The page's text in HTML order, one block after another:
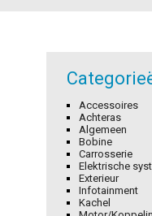
Accessoires
Achteras
Algemeen
Bobine
Carrosserie
Elektrische
Exterieur
Infotainment
Kachel